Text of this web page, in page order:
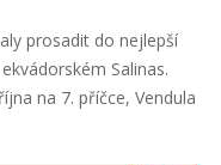
prosadit do nejlepší
Salinas.
na 7. příčce, Vendula